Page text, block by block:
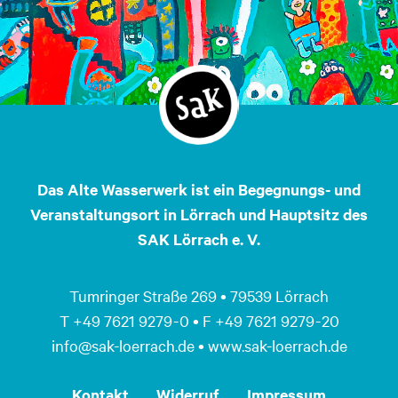
Das Alte Wasserwerk ist ein Begegnungs- und
Veranstaltungsort in Lörrach und Hauptsitz des
SAK Lörrach e. V.
Tumringer Straße 269 • 79539 Lörrach
T +49 7621 9279 - 0 • F +49 7621 9279 - 20
info@sak-loerrach.de • www.sak-loerrach.de